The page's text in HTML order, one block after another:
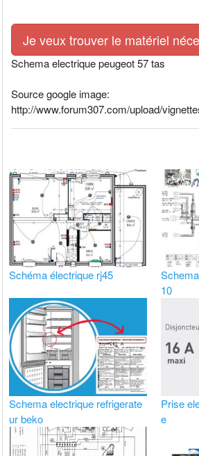
Je veux trouver le matériel
Schema electrique peugeot 57 tas
Source google image:
http://www.forum307.com/upload/
Schéma électrique rj45
10
Schema electrique refrigerate
ur beko
Prise
e